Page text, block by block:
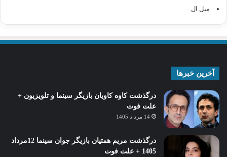
مبل ال
آخرین خبرها
درگذشت کاوه کاویان بازیگر سینما و تلویزیون +
علت فوت
14 مرداد 1405
درگذشت مریم همتیان بازیگر جوان سینما 12مرداد
1405 + علت فوت